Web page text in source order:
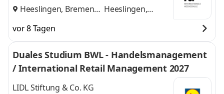
Heeslingen, Bremen
Heeslingen,
vor 8 Tagen
Duales Studium BWL - Handelsmanagement
/ International Retail Management 2027
LIDL Stiftung & Co. KG